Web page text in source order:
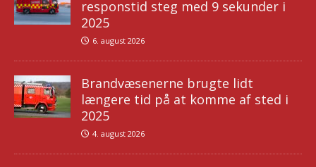
responstid steg med 9 sekunder i
2025
6. august 2026
Brandvæsenerne brugte lidt
længere tid på at komme af sted i
2025
4. august 2026